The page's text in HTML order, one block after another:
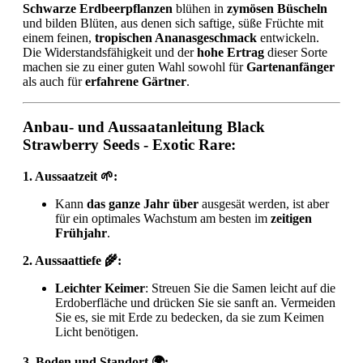
Schwarze Erdbeerpflanzen blühen in zymösen Büscheln
und bilden Blüten, aus denen sich saftige, süße Früchte mit
einem feinen, tropischen Ananasgeschmack entwickeln.
Die Widerstandsfähigkeit und derhohe Ertrag dieser Sorte
machen sie zu einer guten Wahl sowohl fürGartenanfänger
als auch fürerfahrene Gärtner.
Anbau- und Aussaatanleitung Black
Strawberry Seeds - Exotic Rare:
1. Aussaatzeit 🌱:
Kann das ganze Jahr über ausgesät werden, ist aber
für ein optimales Wachstum am besten im zeitigen
Frühjahr.
2. Aussaattiefe 🌾:
Leichter Keimer: Streuen Sie die Samen leicht auf die
Erdoberfläche und drücken Sie sie sanft an. Vermeiden
Sie es, sie mit Erde zu bedecken, da sie zum Keimen
Licht benötigen.